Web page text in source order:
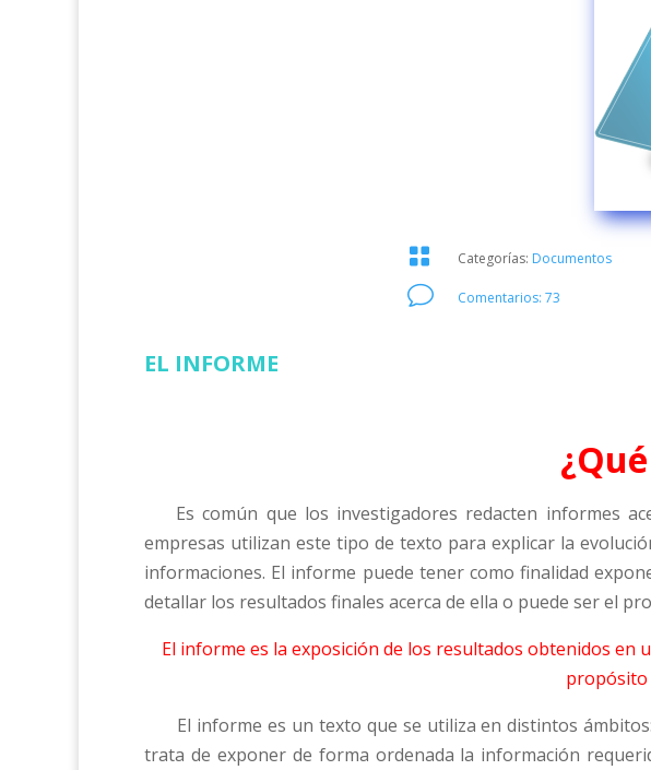
 Categorías: Documentos
v Comentarios: 73
EL INFORME
Es común que los investigadores redacten informes
empresas utilizan este tipo de texto para explicar la
informaciones. El informe puede tener como finalidad
detallar los resultados finales acerca de ella o puede ser el
El informe es la exposición de los resultados obtenidos
propósito
El informe es un texto que se utiliza en distintos ámbitos:
trata de exponer de forma ordenada la información